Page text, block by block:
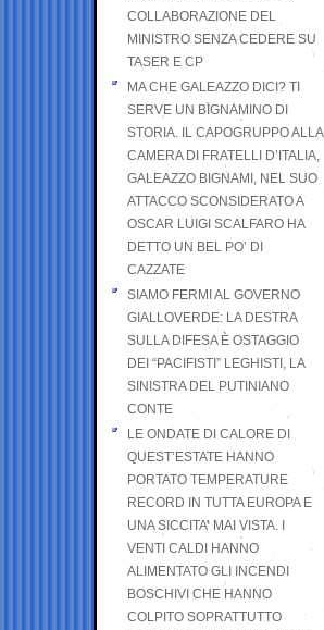
COLLABORAZIONE DEL
MINISTRO SENZA CEDERE SU
TASER E CP
MA CHE GALEAZZO DICI? TI
SERVE UN BIGNAMINO DI
STORIA. IL CAPOGRUPPO ALLA
CAMERA DI FRATELLI D’ITALIA,
GALEAZZO BIGNAMI, NEL SUO
ATTACCO SCONSIDERATO A
OSCAR LUIGI SCALFARO HA
DETTO UN BEL PO’ DI
CAZZATE
SIAMO FERMI AL GOVERNO
GIALLOVERDE: LA DESTRA
SULLA DIFESA È OSTAGGIO
DEI “PACIFISTI” LEGHISTI, LA
SINISTRA DEL PUTINIANO
CONTE
LE ONDATE DI CALORE DI
QUEST’ESTATE HANNO
PORTATO TEMPERATURE
RECORD IN TUTTA EUROPA E
UNA SICCITA’ MAI VISTA. I
VENTI CALDI HANNO
ALIMENTATO GLI INCENDI
BOSCHIVI CHE HANNO
COLPITO SOPRATTUTTO